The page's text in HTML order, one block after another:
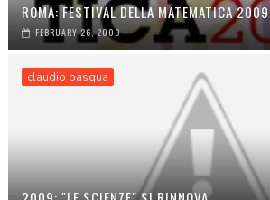
ROMA: FESTIVAL DELLA MATEMATICA 2009
FEBRUARY 26, 2009
claudio pasqua